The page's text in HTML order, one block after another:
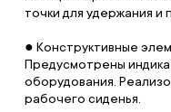
точки для удержания и
● Конструктивные
Предусмотрены
оборудования.
рабочего сиденья.